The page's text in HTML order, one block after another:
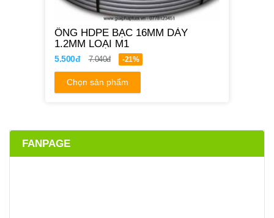
ỐNG HDPE BẠC 16MM DÀY
1.2MM LOẠI M1
5.500đ 7.040đ -21%
Chọn sản phẩm
FANPAGE